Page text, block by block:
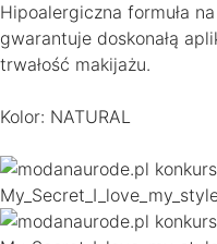
Hipoalergiczna formuła
gwarantuje doskonałą
trwałość makijażu.
Kolor: NATURAL